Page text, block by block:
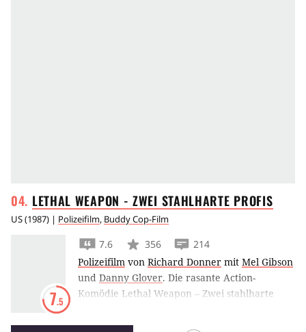
LETHAL WEAPON - ZWEI STAHLHARTE PROFIS
US(1987) | Polizeifilm, Buddy Cop-Film
7.5
7.6 356
214
Polizeifilm von Richard Donner mit Mel Gibson
und Danny Glover. Die rasante Action-
Komödie Lethal Weapon – Zwei stahlharte
erstmals als ungleiches Cop-Duo Murtaugh